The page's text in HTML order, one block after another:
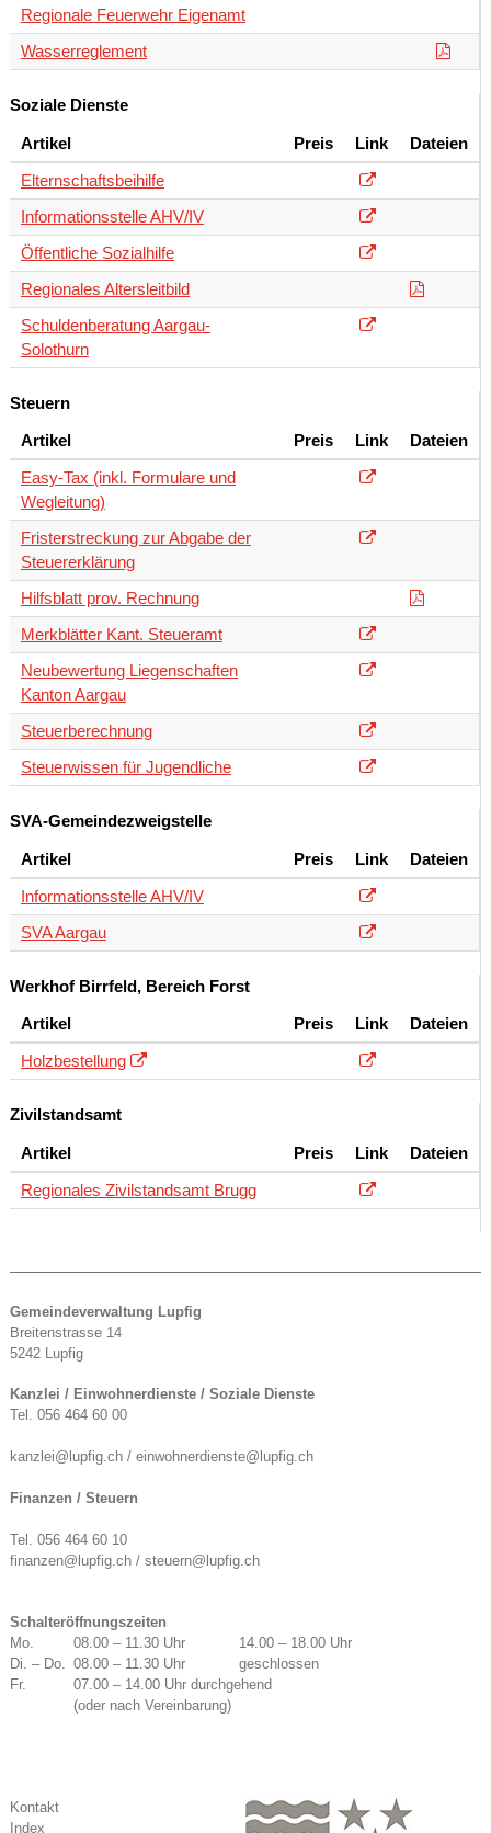
Regionale Feuerwehr Eigenamt
Wasserreglement
Soziale Dienste
Artikel Preis Link
Dateien
Elternschaftsbeihilfe
Informationsstelle AHV/IV
Öffentliche Sozialhilfe
Regionales Altersleitbild
Schuldenberatung Aargau-
Solothurn
Steuern
Artikel Preis Link
Dateien
Easy-Tax (inkl. Formulare und
Wegleitung)
Fristerstreckung zur Abgabe der
Steuererklärung
Hilfsblatt prov. Rechnung
Merkblätter Kant. Steueramt
Neubewertung Liegenschaften
Kanton Aargau
Steuerberechnung
Steuerwissen für Jugendliche
SVA-Gemeindezweigstelle
Artikel Preis Link
Dateien
Informationsstelle AHV/IV
SVA Aargau
Werkhof Birrfeld, Bereich Forst
Artikel Preis Link
Dateien
Holzbestellung
Zivilstandsamt
Artikel Preis Link
Dateien
Regionales Zivilstandsamt Brugg
Gemeindeverwaltung Lupfig
Breitenstrasse 14
5242 Lupfig
Kanzlei / Einwohnerdienste / Soziale Dienste
Tel. 056 464 60 00
kanzlei@lupfig.ch / einwohnerdienste@lupfig.ch
Finanzen / Steuern
Tel. 056 464 60 10
finanzen@lupfig.ch / steuern@lupfig.ch
Schalteröffnungszeiten
Mo.
08.00 – 11.30 Uhr
14.00 – 18.00 Uhr
Di. – Do.
08.00 – 11.30 Uhr
geschlossen
Fr.
07.00 – 14.00 Uhr durchgehend
(oder nach Vereinbarung)
Kontakt
Index